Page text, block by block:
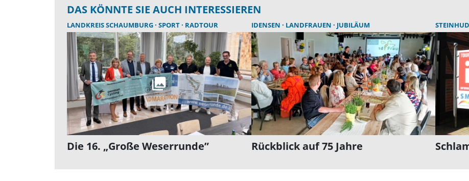
DAS KÖNNTE SIE AUCH INTERESSIEREN
LANDKREIS SCHAUMBURG SPORT RADTOUR
Die 16. „Große Weserrunde”
IDENSEN LANDFRAUEN JUBILÄUM
Rückblick auf 75 Jahre